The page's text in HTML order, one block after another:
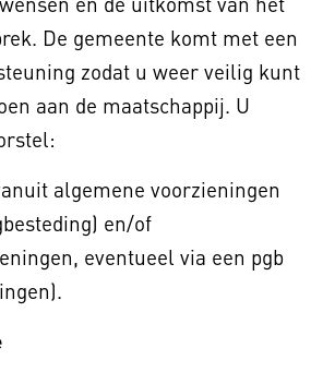
De gemeente komt met een
zodat u weer veilig kunt
aan de maatschappij. U
algemene voorzieningen
en/of
eventueel via een pgb